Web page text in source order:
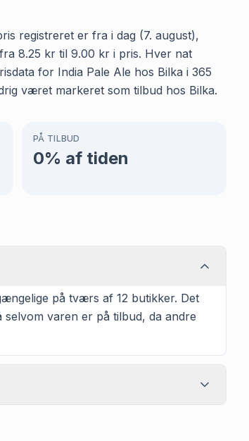
registreret er fra i dag (7. august),
8.25 kr til 9.00 kr i pris. Hver nat
for India Pale Ale hos Bilka i 365
været markeret som tilbud hos Bilka.
PÅ TILBUD
0% af tiden
på tværs af 12 butikker. Det
varen er på tilbud, da andre